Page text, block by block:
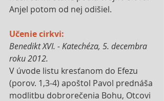
Anjel potom od nej odišiel.
Učenie cirkvi:
Benedikt XVI. - Katechéza, 5. decembra
roku 2012.
V úvode listu kresťanom do Efezu
(porov. 1,3-4) apoštol Pavol prednáša
modlitbu dobrorečenia Bohu, Otcovi